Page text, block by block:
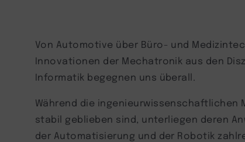
Von Automotive über Büro- und
Innovationen der Mechatronik aus den
Informatik begegnen uns überall.
Während die ingenieurwissenschaftlichen
stabil geblieben sind, unterliegen deren
der Automatisierung und der Robotik